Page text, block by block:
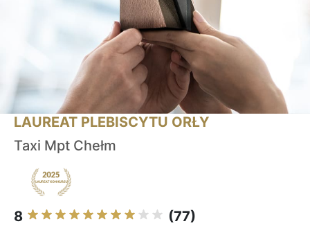
LAUREAT PLEBISCYTU ORŁY
Taxi Mpt Chełm
8 (77)